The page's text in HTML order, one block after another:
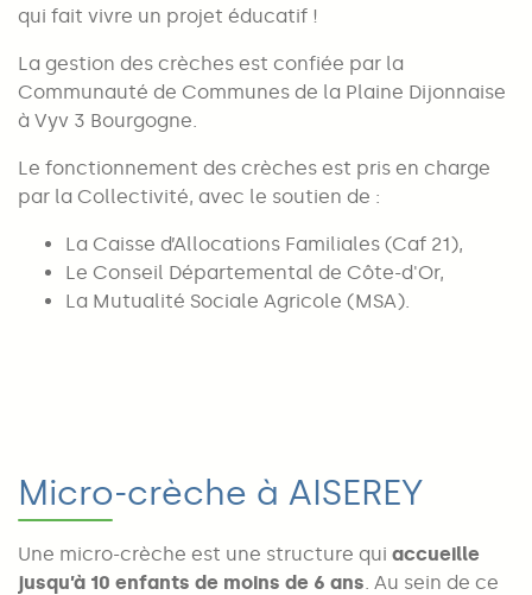
qui fait vivre un projet éducatif !
La gestion des crèches est confiée par la
Communauté de Communes de la Plaine Dijonnaise
à Vyv 3 Bourgogne.
Le fonctionnement des crèches est pris en charge
par la Collectivité, avec le soutien de :
La Caisse d’Allocations Familiales (Caf 21),
Le Conseil Départemental de Côte-d'Or,
La Mutualité Sociale Agricole (MSA).
Micro-crèche à AISEREY
Une micro-crèche est une structure qui accueille
jusqu’à 10 enfants de moins de 6 ans . Au sein de ce